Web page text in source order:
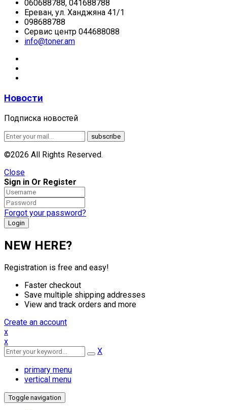
060688788, 041688788
Ереван, ул. Ханджяна 41/1
098688788
Сервис центр 044688088
info@toner.am
Новости
Подписка новостей
©2026 All Rights Reserved.
Close
Sign in Or Register
Forgot your password?
NEW HERE?
Registration is free and easy!
Faster checkout
Save multiple shipping addresses
View and track orders and more
Create an account
x
x
X
primary menu
vertical menu
Toggle navigation